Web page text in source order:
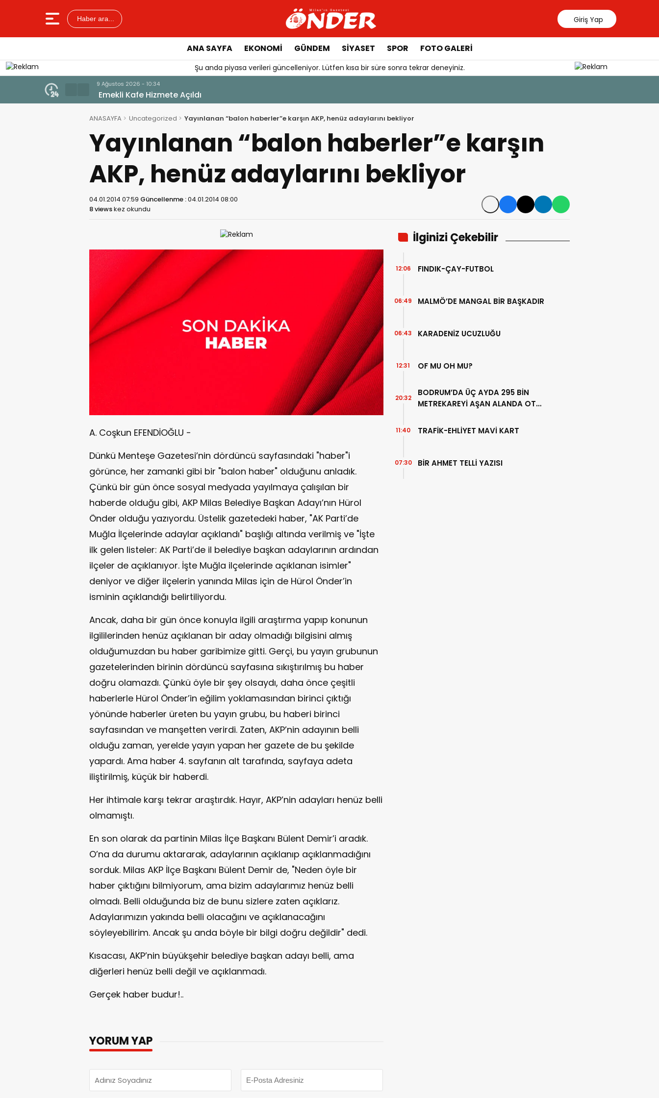
Haber ara... Giriş Yap
ANA SAYFA EKONOMİ GÜNDEM SİYASET SPOR FOTO GALERİ
Şu anda piyasa verileri güncelleniyor. Lütfen kısa bir süre sonra tekrar deneyiniz.
Hasarlı Köprüler İçin Harekete Geçildi: 4 İLÇEDE ACELE KAMULAŞTIRMA
ANASAYFA Uncategorized Yayınlanan “balon haberler”e karşın AKP, henüz adaylarını bekliyor
Yayınlanan “balon haberler”e karşın
AKP, henüz adaylarını bekliyor
04.01.2014 07:59 Güncellenme :04.01.2014 08:00
8 viewskez okundu
A. Coşkun EFENDİOĞLU -
Dünkü Menteşe Gazetesi’nin dördüncü sayfasındaki "haber"i
görünce, her zamanki gibi bir "balon haber" olduğunu anladık.
Çünkü bir gün önce sosyal medyada yayılmaya çalışılan bir
haberde olduğu gibi, AKP Milas Belediye Başkan Adayı’nın Hürol
Önder olduğu yazıyordu. Üstelik gazetedeki haber, "AK Parti’de
Muğla İlçelerinde adaylar açıklandı" başlığı altında verilmiş ve "İşte
ilk gelen listeler: AK Parti’de il belediye başkan adaylarının ardından
ilçeler de açıklanıyor. İşte Muğla ilçelerinde açıklanan isimler"
deniyor ve diğer ilçelerin yanında Milas için de Hürol Önder’in
isminin açıklandığı belirtiliyordu.
Ancak, daha bir gün önce konuyla ilgili araştırma yapıp konunun
ilgililerinden henüz açıklanan bir aday olmadığı bilgisini almış
olduğumuzdan bu haber garibimize gitti. Gerçi, bu yayın grubunun
gazetelerinden birinin dördüncü sayfasına sıkıştırılmış bu haber
doğru olamazdı. Çünkü öyle bir şey olsaydı, daha önce çeşitli
haberlerle Hürol Önder’in eğilim yoklamasından birinci çıktığı
yönünde haberler üreten bu yayın grubu, bu haberi birinci
sayfasından ve manşetten verirdi. Zaten, AKP’nin adayının belli
olduğu zaman, yerelde yayın yapan her gazete de bu şekilde
yapardı. Ama haber 4. sayfanın alt tarafında, sayfaya adeta
iliştirilmiş, küçük bir haberdi.
Her ihtimale karşı tekrar araştırdık. Hayır, AKP’nin adayları henüz belli
olmamıştı.
En son olarak da partinin Milas İlçe Başkanı Bülent Demir’i aradık.
O’na da durumu aktararak, adaylarının açıklanıp açıklanmadığını
sorduk. Milas AKP İlçe Başkanı Bülent Demir de, "Neden öyle bir
haber çıktığını bilmiyorum, ama bizim adaylarımız henüz belli
olmadı. Belli olduğunda biz de bunu sizlere zaten açıklarız.
Adaylarımızın yakında belli olacağını ve açıklanacağını
söyleyebilirim. Ancak şu anda böyle bir bilgi doğru değildir" dedi.
Kısacası, AKP’nin büyükşehir belediye başkan adayı belli, ama
diğerleri henüz belli değil ve açıklanmadı.
Gerçek haber budur!..
YORUM YAP
İlginizi Çekebilir
FINDIK-ÇAY-FUTBOL
12:06
MALMÖ’DE MANGAL BİR BAŞKADIR
06:49
KARADENİZ UCUZLUĞU
06:43
OF MU OH MU?
12:31
BODRUM’DA ÜÇ AYDA 295 BİN
METREKAREYİ AŞAN ALANDA OT
20:32
TRAFİK-EHLİYET MAVİ KART
11:40
BİR AHMET TELLİ YAZISI
07:30